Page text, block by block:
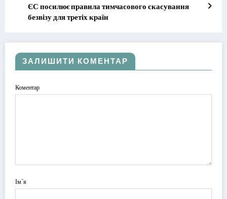
ЄС посилює правила тимчасового скасування
безвізу для третіх країн
ЗАЛИШИТИ КОМЕНТАР
Коментар
Ім`я